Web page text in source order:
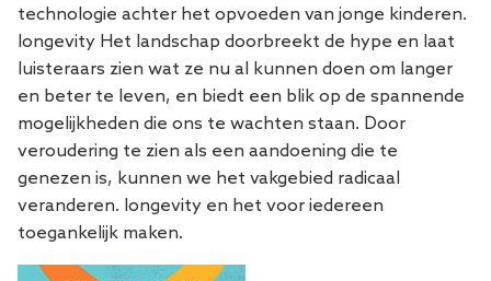
technologie achter het opvoeden van jonge kinderen.
longevity Het landschap doorbreekt de hype en laat
luisteraars zien wat ze nu al kunnen doen om langer
en beter te leven, en biedt een blik op de spannende
mogelijkheden die ons te wachten staan. Door
veroudering te zien als een aandoening die te
genezen is, kunnen we het vakgebied radicaal
veranderen. longevity en het voor iedereen
toegankelijk maken.